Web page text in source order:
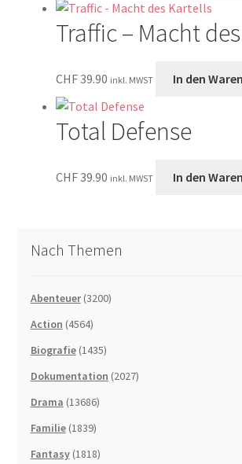
Traffic – Macht
CHF39.90 inkl. MWST In den
Total Defense
CHF39.90 inkl. MWST In den
Nach Themen
Abenteuer (3200)
Action (4564)
Biografie (1435)
Dokumentation (2027)
Drama (13686)
Familie (1839)
Fantasy (1818)